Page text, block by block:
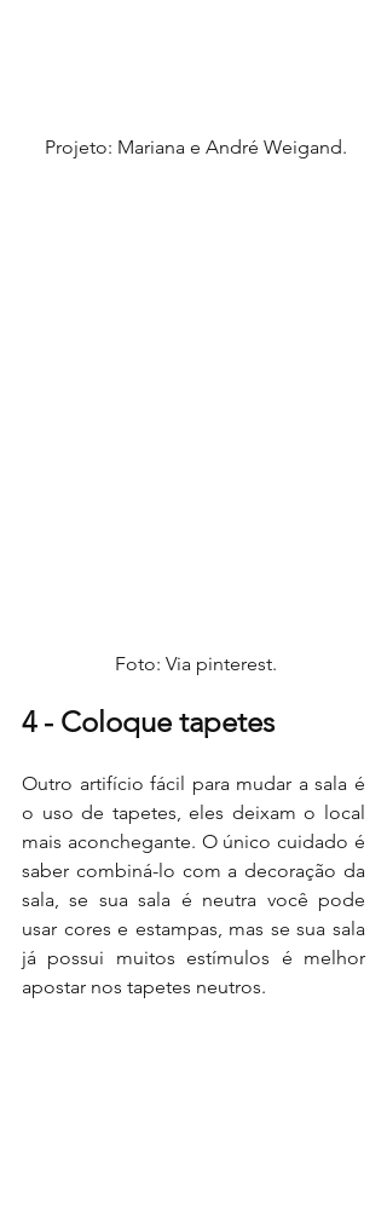
Projeto: Mariana e André Weigand.
Foto: Via pinterest.
4 - Coloque tapetes
Outro artifício fácil para mudar a sala é
o uso de tapetes, eles deixam o local
mais aconchegante. O único cuidado é
saber combiná-lo com a decoração da
sala, se sua sala é neutra você pode
usar cores e estampas, mas se sua sala
já possui muitos estímulos é melhor
apostar nos tapetes neutros.